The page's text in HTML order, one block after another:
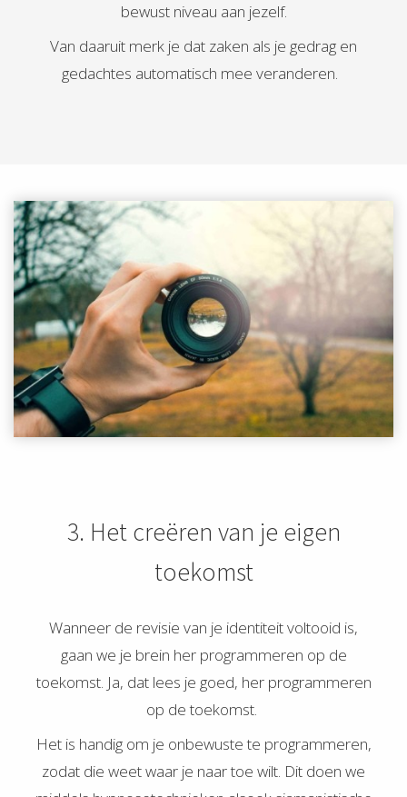
bewust niveau aan jezelf.
Van daaruit merk je dat zaken als je gedrag en
gedachtes automatisch mee veranderen.
3. Het creëren van je eigen
toekomst
Wanneer de revisie van je identiteit voltooid is,
gaan we je brein her programmeren op de
toekomst. Ja, dat lees je goed, her programmeren
op de toekomst.
Het is handig om je onbewuste te programmeren,
zodat die weet waar je naar toe wilt. Dit doen we